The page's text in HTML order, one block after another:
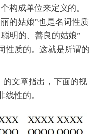
构成单位来定义的。
的姑娘”也是名词性质
明的、善良的姑娘”
性质的。这就是所谓的
文章指出，下面的视
线性的。